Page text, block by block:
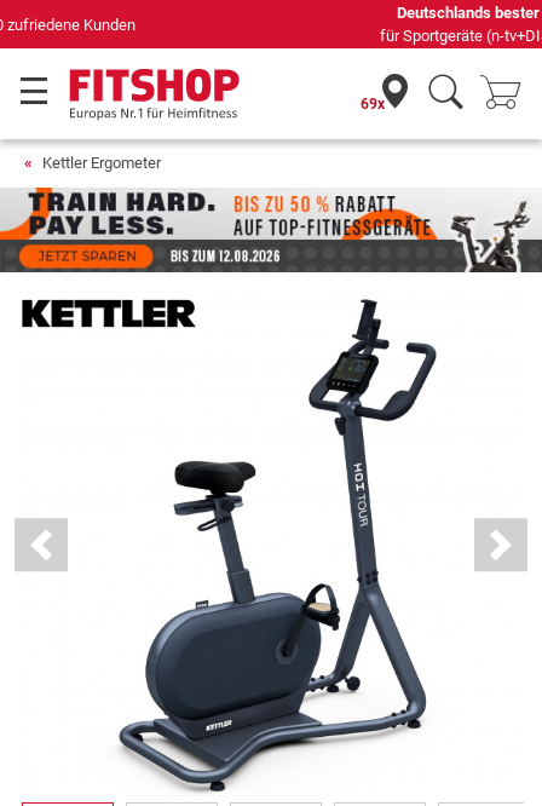
für Sportgeräte (n-tv+DISQ 2016-2024)
69x
Kettler Ergometer
Previous Next